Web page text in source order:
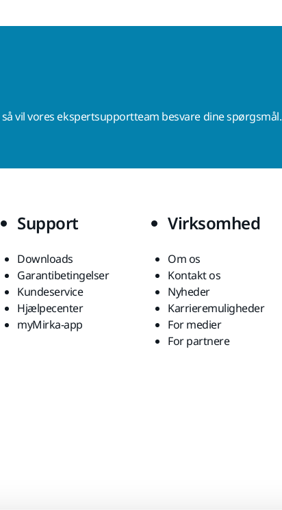
så vil vores ekspertsupportteam besvare dine spørgsmål.
Support
Downloads
Garantibetingelser
Kundeservice
Hjælpecenter
myMirka-app
Virksomhed
Om os
Kontakt os
Nyheder
Karrieremuligheder
For medier
For partnere